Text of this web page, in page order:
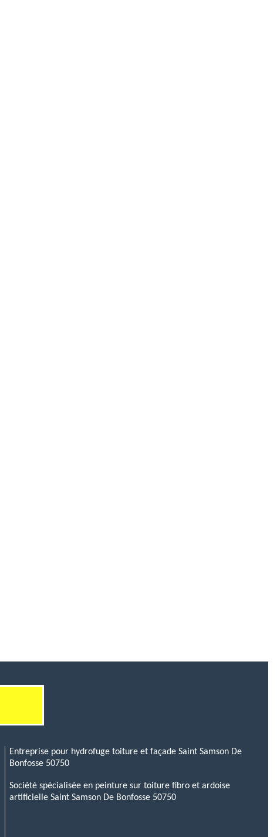
Entreprise pour hydrofuge toiture et façade Saint Samson De
Bonfosse 50750
Société spécialisée en peinture sur toiture fibro et ardoise
artificielle Saint Samson De Bonfosse 50750